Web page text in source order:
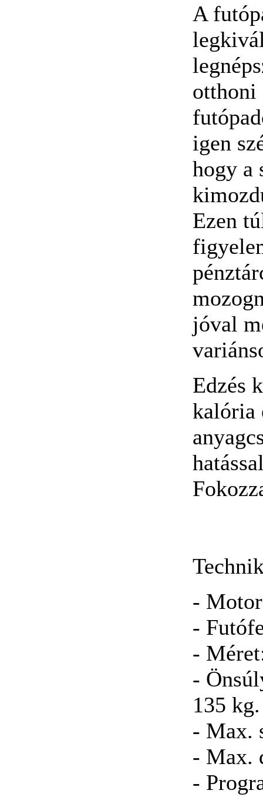
A
otthoni
igen
hogy a
Ezen
jóval
Edzés
kalória
-
-
-
-
135 kg.
- Max.
- Max.
-